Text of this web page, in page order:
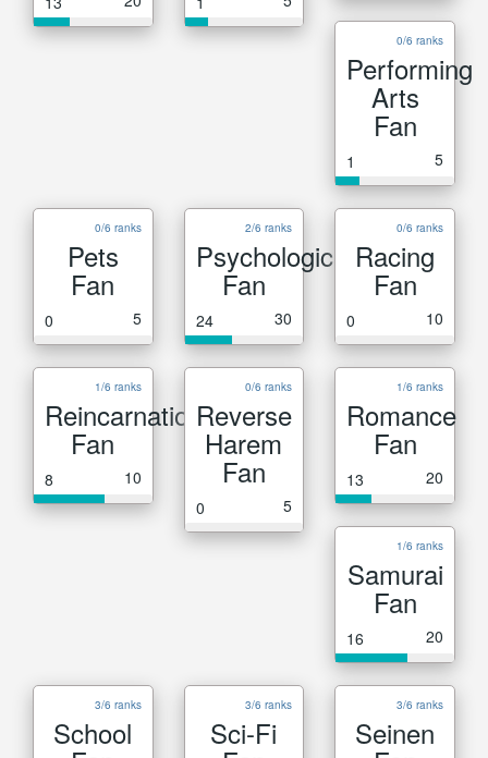
0/6 ranks
Performing
Arts
Fan
1 5
0/6 ranks
Pets
Fan
0 5
2/6 ranks
Psychological
Fan
24 30
0/6 ranks
Racing
Fan
0 10
1/6 ranks
Reincarnation
Fan
8 10
0/6 ranks
Reverse
Harem
Fan
0 5
1/6 ranks
Romance
Fan
13 20
1/6 ranks
Samurai
Fan
16 20
3/6 ranks
School
3/6 ranks
Sci-Fi
3/6 ranks
Seinen